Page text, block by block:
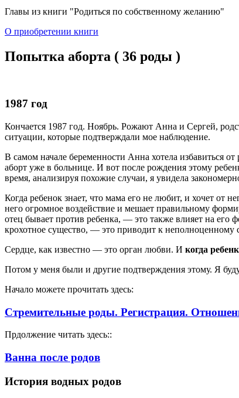
Главы из книги "Родиться по собственному желанию"
О приобретении книги
Попытка аборта ( 36 роды )
1987 год
Кончается 1987 год. Ноябрь. Рожают Анна и Сергей,
ситуации, которые подтверждали мое наблюдение.
В самом начале беременности Анна хотела избавиться
аборт уже в больнице. И вот после рождения этому
время, анализируя похожие случаи, я увидела
Когда ребенок знает, что мама его не любит, и хочет от
него огромное воздействие и мешает правильному
отец бывает против ребенка, — это также влияет на
крохотное существо, — это приводит к неполноценному
Сердце, как известно — это орган любви. И когда
Потом у меня были и другие подтверждения этому. Я
Начало можете прочитать здесь:
Стремительные роды. Регистрация.
Прдолжение читать здесь::
Ванна после родов
История водных родов